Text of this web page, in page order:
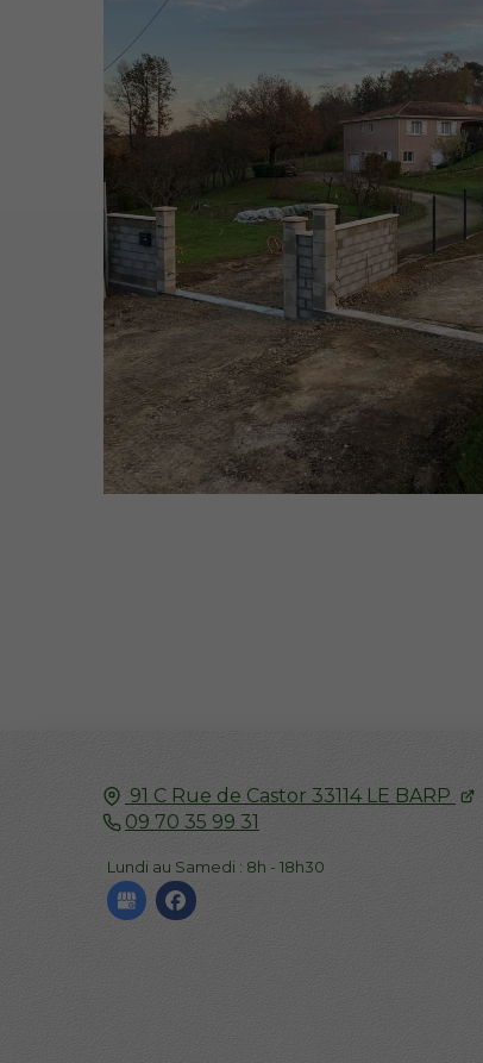
91 C Rue de Castor 33114 LE BARP
09 70 35 99 31
Lundi au Samedi : 8h - 18h30